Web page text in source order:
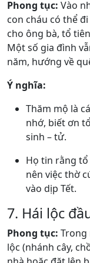
Phong tục: Vào
con cháu có thể
cho ông bà, tổ
Một số gia đình
năm, hướng về
Ý nghĩa:
Thăm mộ là
nhớ, biết ơn
sinh – tử.
Họ tin rằng
nên việc thờ
vào dịp Tết.
7. Hái lộc
Phong tục: Trong
lộc (nhánh cây,